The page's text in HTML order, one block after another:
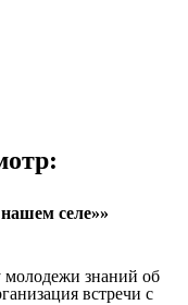
селе»»
молодежи знаний об
встречи с